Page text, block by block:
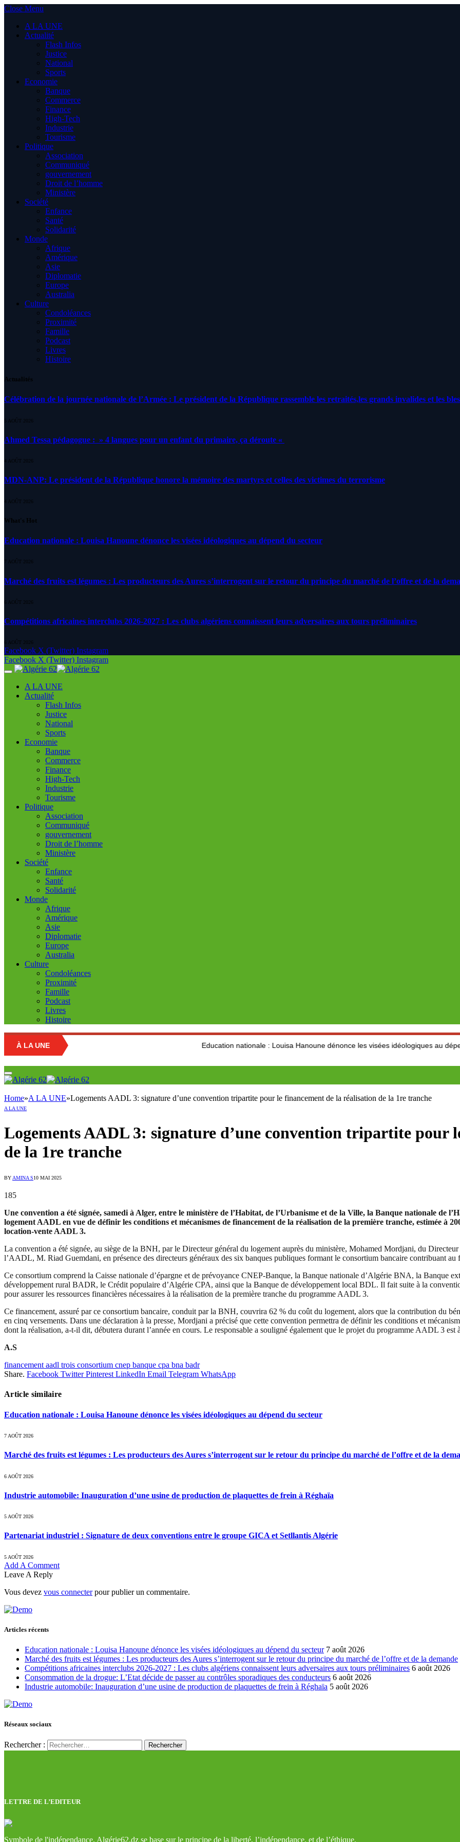
Close Menu
A LA UNE
Actualité
Flash Infos
Justice
National
Sports
Economie
Banque
Commerce
Finance
High-Tech
Industrie
Tourisme
Politique
Association
Communiqué
gouvernement
Droit de l’homme
Ministère
Société
Enfance
Santé
Solidarité
Monde
Afrique
Amérique
Asie
Diplomatie
Europe
Australia
Culture
Condoléances
Proximité
Famille
Podcast
Livres
Histoire
Actualités
Célébration de la journée nationale de l’Armée : Le président de la République rassemble les retraités,les grands invalides et les
5 AOÛT 2026
Ahmed Tessa pédagogue : » 4 langues pour un enfant du primaire, ça déroute «
4 AOÛT 2026
MDN-ANP: Le président de la République honore la mémoire des martyrs et celles des victimes du terrorisme
4 AOÛT 2026
What's Hot
Education nationale : Louisa Hanoune dénonce les visées idéologiques au dépend du secteur
7 AOÛT 2026
Marché des fruits est légumes : Les producteurs des Aures s’interrogent sur le retour du principe du marché de l’offre et de la
6 AOÛT 2026
Compétitions africaines interclubs 2026-2027 : Les clubs algériens connaissent leurs adversaires aux tours préliminaires
6 AOÛT 2026
Facebook X (Twitter) Instagram
Facebook X (Twitter) Instagram
A LA UNE
Actualité
Flash Infos
Justice
National
Sports
Economie
Banque
Commerce
Finance
High-Tech
Industrie
Tourisme
Politique
Association
Communiqué
gouvernement
Droit de l’homme
Ministère
Société
Enfance
Santé
Solidarité
Monde
Afrique
Amérique
Asie
Diplomatie
Europe
Australia
Culture
Condoléances
Proximité
Famille
Podcast
Livres
Histoire
À LA UNE Education nationale : Louisa Hanoune dénonce les visées idéologiques au dépend du
Home»A LA UNE»Logements AADL 3: signature d’une convention tripartite pour le financement de la réalisation de la 1re tranche
A LA UNE
Logements AADL 3: signature d’une convention tripartite pour
de la 1re tranche
BYAMINA S10 MAI 2025
185
Une convention a été signée, samedi à Alger, entre le ministère de l’Habitat, de l’Urbanisme et de la Ville, la Banque nationale de
logement AADL en vue de définir les conditions et mécanismes de financement de la réalisation de la première tranche, estimée à
location-vente AADL 3.
La convention a été signée, au siège de la BNH, par le Directeur général du logement auprès du ministère, Mohamed Mordjani, du
l’AADL, M. Riad Guemdani, en présence des directeurs généraux des six banques publiques formant le consortium bancaire contribuant
Ce consortium comprend la Caisse nationale d’épargne et de prévoyance CNEP-Banque, la Banque nationale d’Algérie BNA, la Banque
développement rural BADR, le Crédit populaire d’Algérie CPA, ainsi que la Banque de développement local BDL. Il fait suite à la
pour assurer les ressources financières nécessaires à la réalisation de la première tranche du programme AADL 3.
Ce financement, assuré par ce consortium bancaire, conduit par la BNH, couvrira 62 % du coût du logement, alors que la contribution du
en cinq versements. Dans une déclaration à la presse, Mordjani a précisé que cette convention permettra de définir les conditions et
dont la réalisation, a-t-il dit, débutera durant l’année en cours. Le responsable a souligné également que le projet du programme AADL 3 est
A.S
financement aadl trois consortium cnep banque cpa bna badr
Share. Facebook Twitter Pinterest LinkedIn Email Telegram WhatsApp
Article similaire
Education nationale : Louisa Hanoune dénonce les visées idéologiques au dépend du secteur
7 AOÛT 2026
Marché des fruits est légumes : Les producteurs des Aures s’interrogent sur le retour du principe du marché de l’offre et de la
6 AOÛT 2026
Industrie automobile: Inauguration d’une usine de production de plaquettes de frein à Réghaïa
5 AOÛT 2026
Partenariat industriel : Signature de deux conventions entre le groupe GICA et Setllantis Algérie
5 AOÛT 2026
Add A Comment
Leave A Reply
Vous devez vous connecterpour publier un commentaire.
Articles récents
Education nationale : Louisa Hanoune dénonce les visées idéologiques au dépend du secteur 7 août 2026
Marché des fruits est légumes : Les producteurs des Aures s’interrogent sur le retour du principe du marché de l’offre et de la demande
Compétitions africaines interclubs 2026-2027 : Les clubs algériens connaissent leurs adversaires aux tours préliminaires 6 août 2026
Consommation de la drogue: L’Etat décide de passer au contrôles sporadiques des conducteurs 6 août 2026
Industrie automobile: Inauguration d’une usine de production de plaquettes de frein à Réghaïa 5 août 2026
Réseaux sociaux
Rechercher :
LETTRE DE L’EDITEUR
Symbole de l'indépendance, Algérie62.dz se base sur le principe de la liberté, l’indépendance, et de l’éthique.